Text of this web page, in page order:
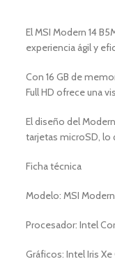
El MSI Modern 14
experiencia ágil y
Con 16 GB de
Full HD ofrece una
El diseño del
tarjetas microSD, lo
Ficha técnica
Modelo: MSI Modern
Procesador: Intel
Gráficos: Intel Iris